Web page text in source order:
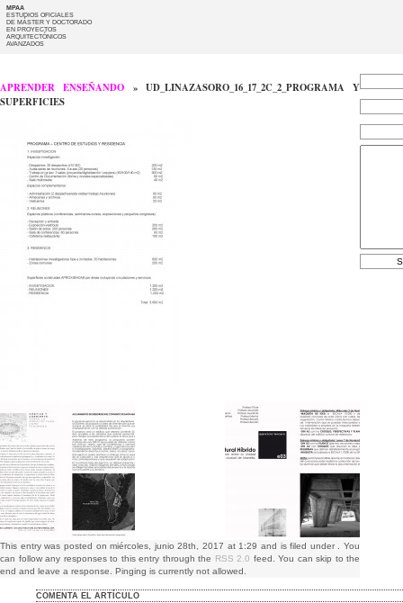
MPAA
ESTUDIOS OFICIALES
DE MÁSTER Y DOCTORADO
EN PROYECTOS
ARQUITECTÓNICOS
AVANZADOS
APRENDER ENSEÑANDO » UD_LINAZASORO_16_17_2C_2_PROGRAMA Y
SUPERFICIES
This entry was posted on miércoles, junio 28th, 2017 at 1:29 and is filed under . You
can follow any responses to this entry through the RSS 2.0 feed. You can skip to the
end and leave a response. Pinging is currently not allowed.
COMENTA EL ARTÍCULO